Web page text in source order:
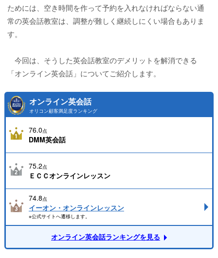
ためには、空き時間を作って予約を入れなければならない通
常の英会話教室は、調整が難しく継続しにくい場合もありま
す。
今回は、そうした英会話教室のデメリットを解消できる
「オンライン英会話」についてご紹介します。
オンライン英会話
オリコン顧客満足度ランキング
76.0点
DMM英会話
75.2点
ＥＣＣオンラインレッスン
74.8点
イーオン・オンラインレッスン
※公式サイトへ遷移します。
オンライン英会話ランキングを見る